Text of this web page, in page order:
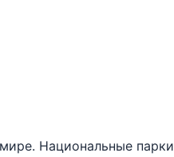
Национальные парки